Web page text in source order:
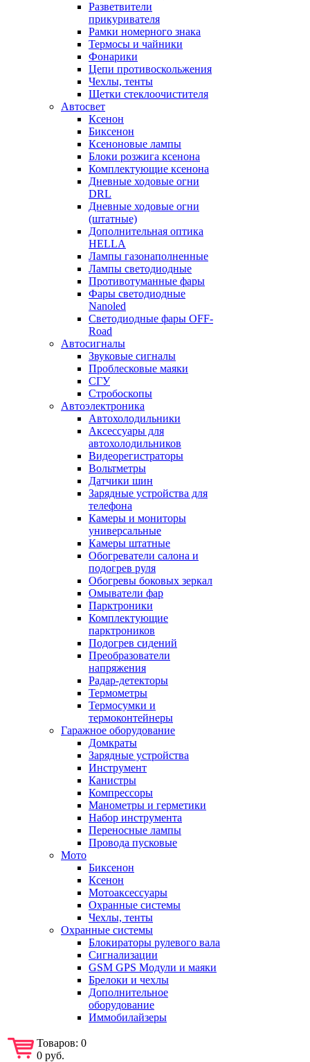
Разветвители
прикуривателя
Рамки номерного знака
Термосы и чайники
Фонарики
Цепи противоскольжения
Чехлы, тенты
Щетки стеклоочистителя
Автосвет
Ксенон
Биксенон
Ксеноновые лампы
Блоки розжига ксенона
Комплектующие ксенона
Дневные ходовые огни
DRL
Дневные ходовые огни
(штатные)
Дополнительная оптика
HELLA
Лампы газонаполненные
Лампы светодиодные
Противотуманные фары
Фары светодиодные
Nanoled
Светодиодные фары OFF-
Road
Автосигналы
Звуковые сигналы
Проблесковые маяки
СГУ
Стробоскопы
Автоэлектроника
Автохолодильники
Аксессуары для
автохолодильников
Видеорегистраторы
Вольтметры
Датчики шин
Зарядные устройства для
телефона
Камеры и мониторы
универсальные
Камеры штатные
Обогреватели салона и
подогрев руля
Обогревы боковых зеркал
Омыватели фар
Парктроники
Комплектующие
парктроников
Подогрев сидений
Преобразователи
напряжения
Радар-детекторы
Термометры
Термосумки и
термоконтейнеры
Гаражное оборудование
Домкраты
Зарядные устройства
Инструмент
Канистры
Компрессоры
Манометры и герметики
Набор инструмента
Переносные лампы
Провода пусковые
Мото
Биксенон
Ксенон
Мотоаксессуары
Охранные системы
Чехлы, тенты
Охранные системы
Блокираторы рулевого вала
Сигнализации
GSM GPS Модули и маяки
Брелоки и чехлы
Дополнительное
оборудование
Иммобилайзеры
Товаров: 0
0 руб.